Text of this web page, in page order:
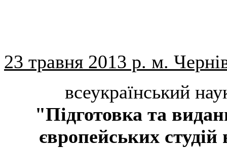
23 травня 2013 р. м.
всеукраїнський
"Підготовка та
європейських студій